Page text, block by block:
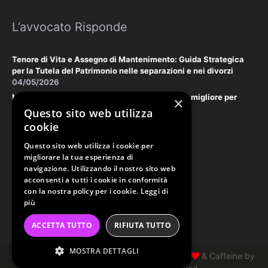
L’avvocato Risponde
Tenore di Vita e Assegno di Mantenimento: Guida Strategica
per la Tutela del Patrimonio nelle separazioni e nei divorzi
04/05/2026
Negoziazione Assistita vs. Tribunale: la scelta migliore per
tutelare il vostro patrimonio e la vostra privacy
18/03/2026
Law & Disclaimer
PRIVACY POLICY
COOKIE POLICY
ORDINE AVVOCATI PERUGIA
Copyright Studio Tonzani 2026 © Made with
& Caffeine by
×
Questo sito web utilizza
cookie
Questo sito web utilizza i cookie per
migliorare la tua esperienza di
navigazione. Utilizzando il nostro sito web
acconsenti a tutti i cookie in conformità
con la nostra policy per i cookie. Leggi di
più
ACCETTA TUTTO RIFIUTA TUTTO
MOSTRA DETTAGLI